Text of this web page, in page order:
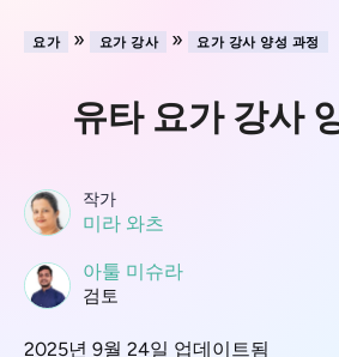
요가 » 요가 강사 » 요가 강사 양성 과정
유타 요가 강사
작가
미라 와츠
아툴 미슈라
검토
2025년 9월 24일 업데이트됨